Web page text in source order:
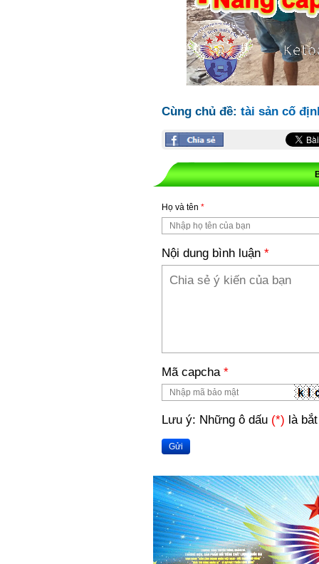
Cùng chủ đề: tài sản cố
Họ và tên *
Nội dung bình luận *
Mã capcha *
Lưu ý: Những ô dấu (*) là
Gửi